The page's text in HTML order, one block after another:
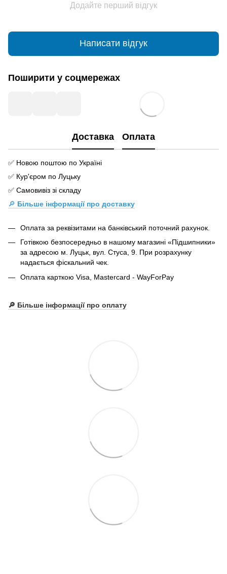
Додайте перший відгук
Написати відгук
Поширити у соцмережах
Доставка Оплата
✅ Новою поштою по Україні
✅ Кур'єром по Луцьку
✅ Самовивіз зі складу
🔎 Більше інформації про доставку
Оплата за реквізитами на банківський поточний рахунок.
Готівкою безпосередньо в нашому магазині «Підшипники»
за адресою м. Луцьк, вул. Стуса, 9. При розрахунку
надається фіскальний чек.
Оплата карткою Visa, Mastercard - WayForPay
🔎 Більше інформації про оплату